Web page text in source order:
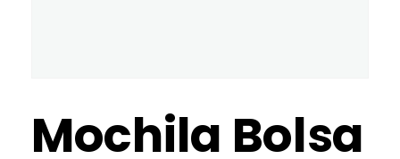
Mochila Bolsa